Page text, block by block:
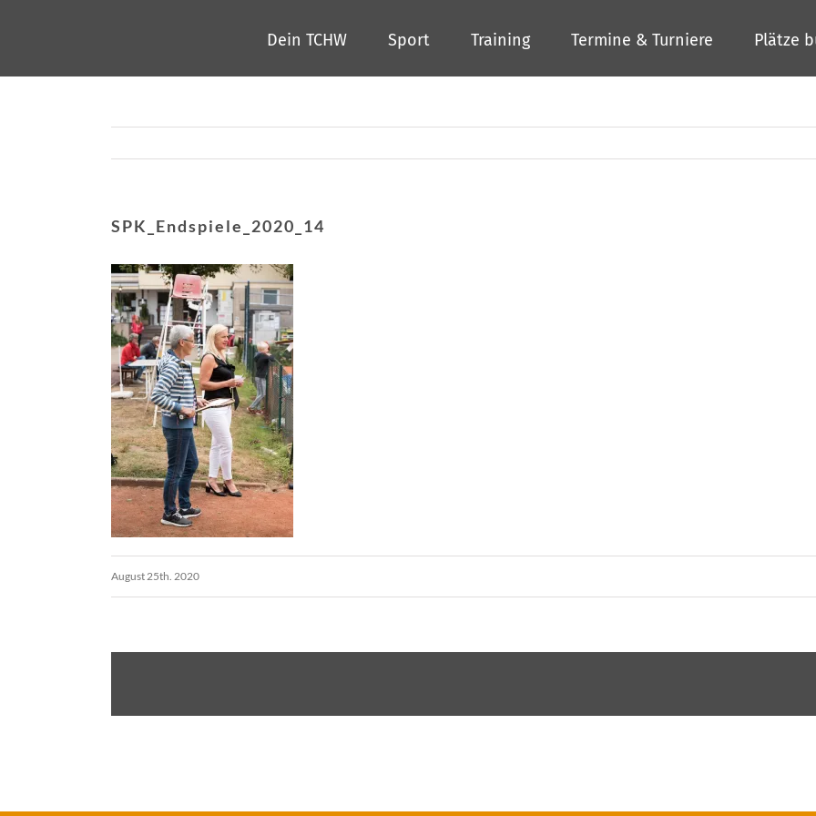
springen
Dein TCHW Sport Training Termine & Turniere Plätze
SPK_Endspiele_2020_14
August 25th. 2020